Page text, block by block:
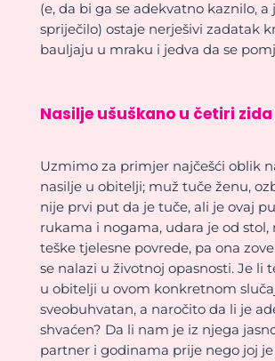
(e, da bi ga se adekvatno kaznilo, a
spriječilo) ostaje nerješivi zadatak
bauljaju u mraku i jedva da se
Nasilje ušuškano u četiri zida
Uzmimo za primjer najčešći oblik
nasilje u obitelji; muž tuče ženu,
nije prvi put da je tuče, ali je ovaj
rukama i nogama, udara je od stol,
teške tjelesne povrede, pa ona
se nalazi u životnoj opasnosti. Je li
u obitelji u ovom konkretnom
sveobuhvatan, a naročito da li je
shvaćen? Da li nam je iz njega
partner i godinama prije nego joj